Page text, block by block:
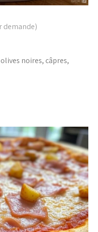
demande)
noires, câpres,